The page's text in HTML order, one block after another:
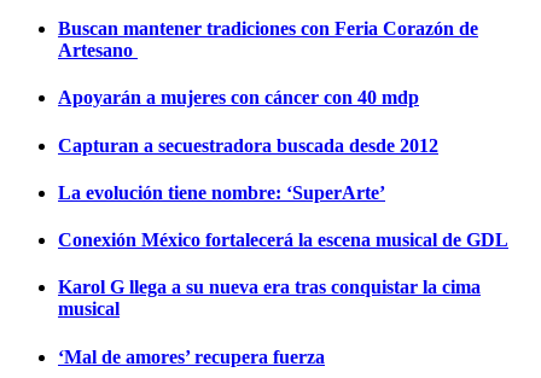
Buscan mantener tradiciones con Feria Corazón de
Artesano
Apoyarán a mujeres con cáncer con 40 mdp
Capturan a secuestradora buscada desde 2012
La evolución tiene nombre: ‘SuperArte’
Conexión México fortalecerá la escena musical de GDL
Karol G llega a su nueva era tras conquistar la cima
musical
‘Mal de amores’ recupera fuerza